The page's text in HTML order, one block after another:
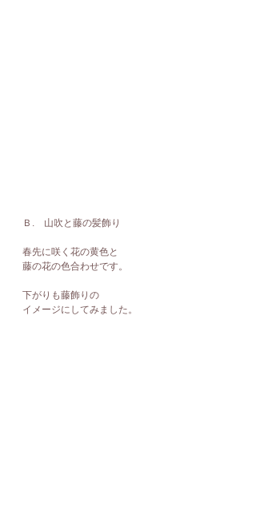
Ｂ.　山吹と藤の髪飾り
春先に咲く花の黄色と
藤の花の色合わせです。
下がりも藤飾りの
イメージにしてみました。